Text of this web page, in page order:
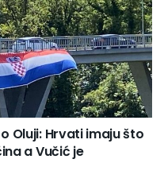
Oluji: Hrvati imaju što
a Vučić je